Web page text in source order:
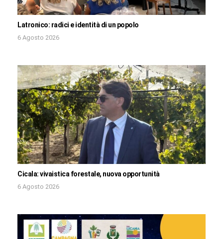
Latronico: radici e identità di un popolo
6 Agosto 2026
Cicala: vivaistica forestale, nuova opportunità
6 Agosto 2026